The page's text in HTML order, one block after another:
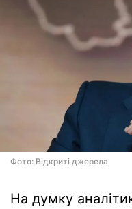
Фото: Відкриті джерела
На думку